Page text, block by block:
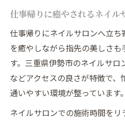
仕事帰りに癒やされるネイル
仕事帰りにネイルサロンへ立
を癒やしながら指先の美しさ
す。三重県伊勢市のネイルサ
などアクセスの良さが特徴で、
通いやすい環境が整っています。
ネイルサロンでの施術時間を